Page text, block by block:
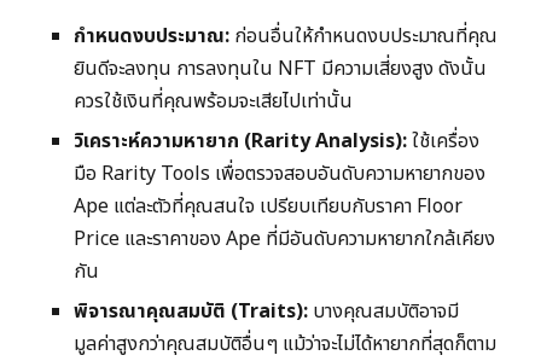
กำหนดงบประมาณ: ก่อนอื่นให้กำหนดงบประมาณที่คุณ
ยินดีจะลงทุน การลงทุนใน NFT มีความเสี่ยงสูง ดังนั้น
ควรใช้เงินที่คุณพร้อมจะเสียไปเท่านั้น
วิเคราะห์ความหายาก (Rarity Analysis):ใช้เครื่อง
มือ Rarity Tools เพื่อตรวจสอบอันดับความหายากของ
Ape แต่ละตัวที่คุณสนใจ เปรียบเทียบกับราคา Floor
Price และราคาของ Ape ที่มีอันดับความหายากใกล้เคียง
กัน
พิจารณาคุณสมบัติ (Traits): บางคุณสมบัติอาจมี
มูลค่าสูงกว่าคุณสมบัติอื่นๆ แม้ว่าจะไม่ได้หายากที่สุดก็ตาม